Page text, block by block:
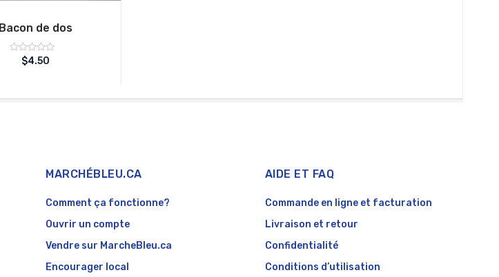
Bacon de dos
Note
sur
$4.50
MARCHÉBLEU.CA
Comment ça fonctionne?
Ouvrir un compte
Vendre sur MarcheBleu.ca
Encourager local
AIDE ET FAQ
Commande en ligne et facturation
Livraison et retour
Confidentialité
Conditions d’utilisation